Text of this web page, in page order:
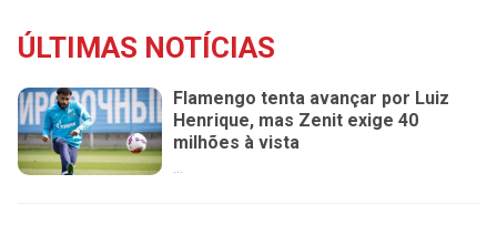
ÚLTIMAS NOTÍCIAS
Flamengo tenta avançar por Luiz
Henrique, mas Zenit exige 40
milhões à vista
...